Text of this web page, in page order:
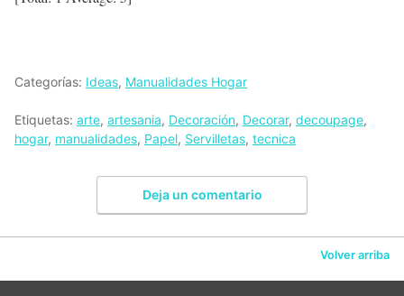
Categorías: Ideas, Manualidades Hogar
Etiquetas: arte, artesania, Decoración, Decorar, decoupage,
hogar, manualidades, Papel, Servilletas, tecnica
Deja un comentario
Volver arriba